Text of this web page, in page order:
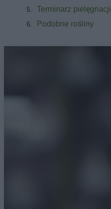
Terminarz pielęgnacji
Podobne rośliny